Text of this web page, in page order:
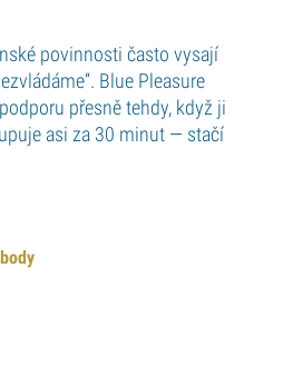
povinnosti často vysají
Blue Pleasure
přesně tehdy, když ji
asi za 30 minut — stačí